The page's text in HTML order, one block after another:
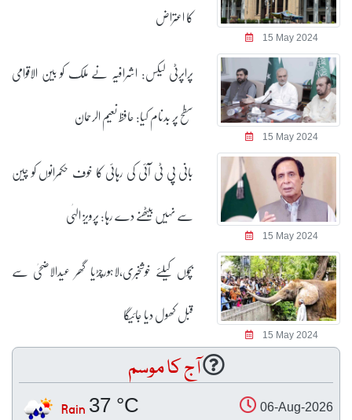
15 May 2024
کا اعتراض
15 May 2024
پراپرٹی لیکس: اشرافیہ نے ملک کو بین الاقوامی
سطح پر بدنام کیا: حافظ نعیم الرحمان
15 May 2024
بانی پی ٹی آئی کی رہائی کا خوف حکمرانوں کو چین
سے نہیں بیٹھنے دے رہا: پرویز الہٰی
15 May 2024
بچوں کیلئے خوشخبری،لاہورچڑیا گھر عیدالاضحیٰ سے
قبل کھول دیا جائیگا
آج کا موسم
06-Aug-2026
37 °C
Rain